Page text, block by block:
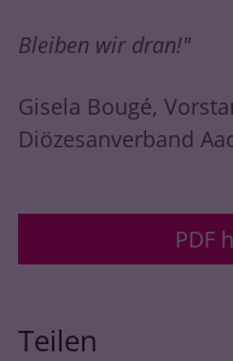
Bleiben wir dran!"
Gisela Bougé,
Diözesanverband
PDF
Teilen